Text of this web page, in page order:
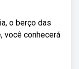
o berço das
você conhecerá